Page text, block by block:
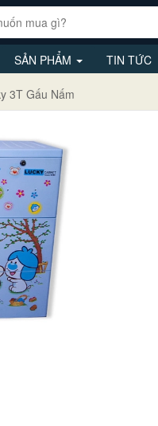
SẢN PHẨM TIN TỨC
3T Gấu Nấm